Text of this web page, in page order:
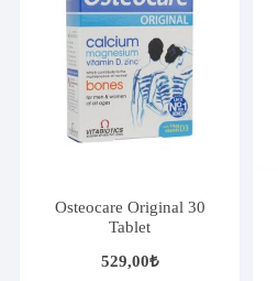
Osteocare Original 30
Tablet
529,00₺